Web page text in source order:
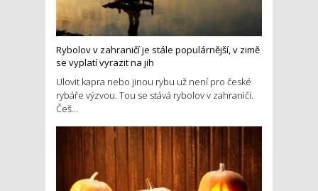
Rybolov v zahraničí je stále populárnější, v zimě
se vyplatí vyrazit na jih
Ulovit kapra nebo jinou rybu už není pro české
rybáře výzvou. Tou se stává rybolov v zahraničí.
Češ...